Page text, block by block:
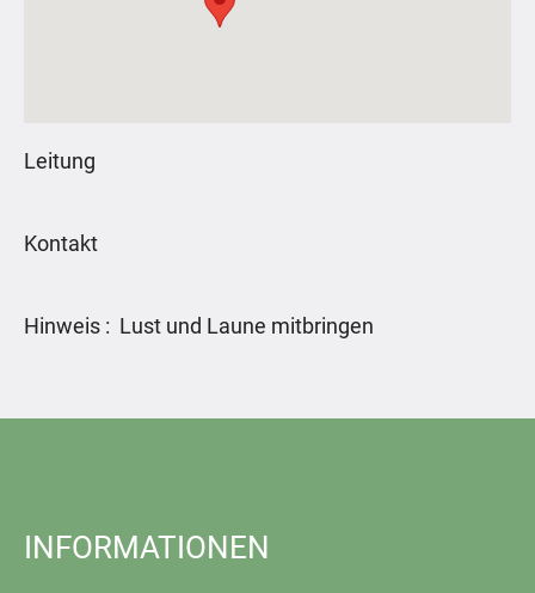
Leitung
Kontakt
Hinweis : Lust und Laune mitbringen
INFORMATIONEN